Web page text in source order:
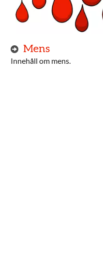
Mens
Innehåll om mens.